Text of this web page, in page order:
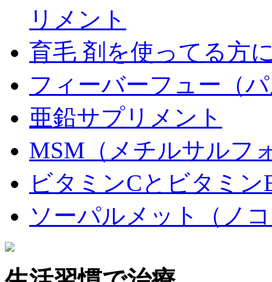
リメント
育毛 剤を使ってる方
フィーバーフュー（
亜鉛サプリメント
MSM（メチルサルフ
ビタミンCとビタミ
ソーパルメット（ノ